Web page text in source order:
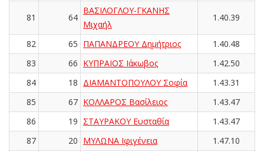
81 64
ΒΑΣΙΛΟΓΛΟΥ-ΓΚΑΝΗΣ
Μιχαήλ
1.40.39
82 65 ΠΑΠΑΝΔΡΕΟΥ Δημήτριος
1.40.48
83
66 ΚΥΠΡΑΙΟΣ Ιάκωβος
1.42.50
84
18 ΔΙΑΜΑΝΤΟΠΟΥΛΟΥ Σοφία
1.43.31
85
67 ΚΟΛΛΑΡΟΣ Βασίλειος
1.43.47
86
19 ΣΤΑΥΡΑΚΟΥ Ευσταθία
1.43.47
87
20 ΜΥΛΩΝΑ Ιφιγένεια
1.47.10